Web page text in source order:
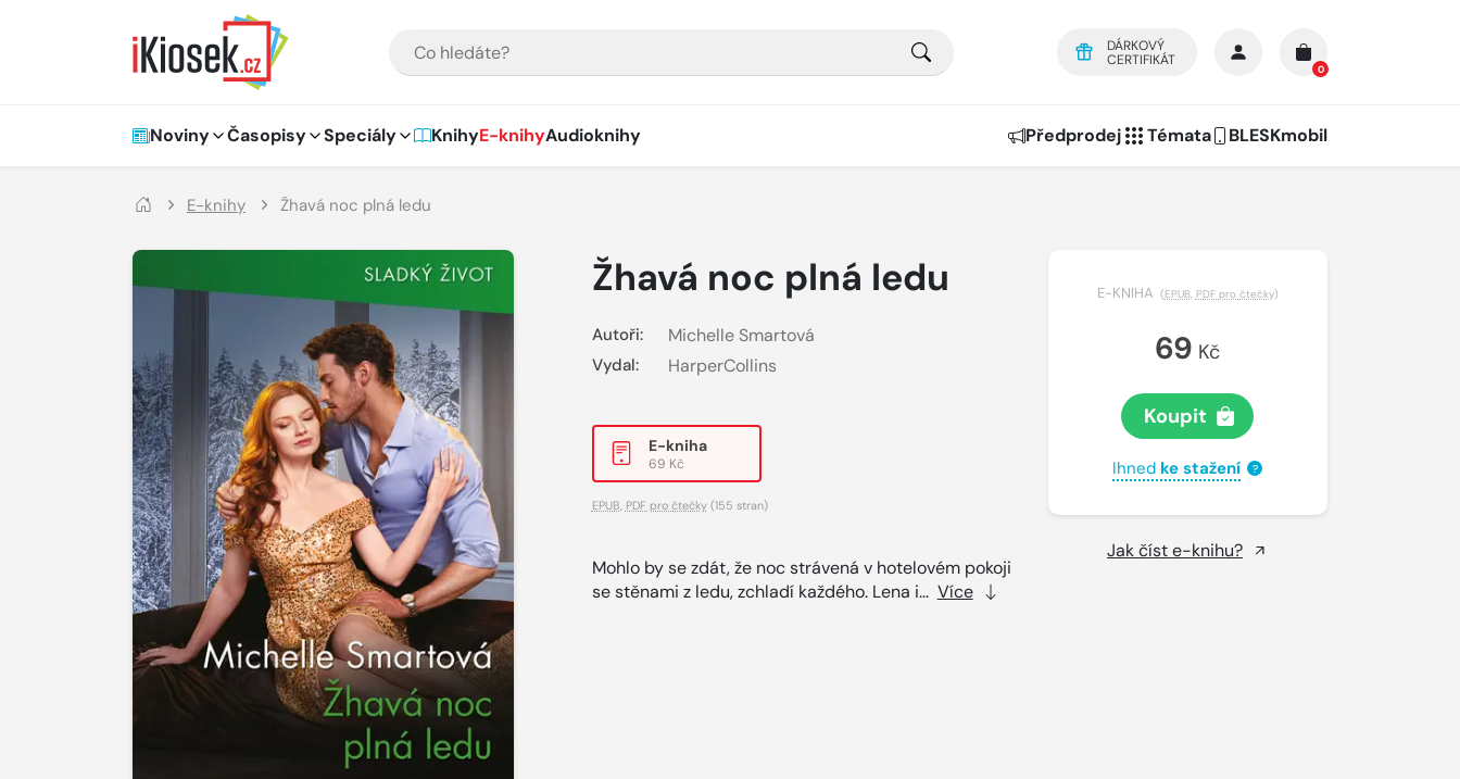
DÁRKOVÝ
CERTIFIKÁT
0
Hlavní navigace
Noviny Časopisy Speciály KnihyE-knihyAudioknihy Předprodej Témata BLESKmobil
E-knihy Žhavá noc plná ledu
Žhavá noc plná ledu
Autoři: Michelle Smartová
Vydal: HarperCollins
E-kniha
69 Kč
EPUB PDF pro čtečky(155 stran)
Mohlo by se zdát, že noc strávená v hotelovém pokoji
se stěnami z ledu, zchladí každého. Lena i... Více
E-KNIHA (EPUB, PDF pro čtečky)
69 Kč
Koupit
Ihned ke stažení ?
Jak číst e-knihu?